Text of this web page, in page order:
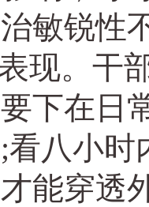
敏锐性
现。干
下在日
八小
能穿透